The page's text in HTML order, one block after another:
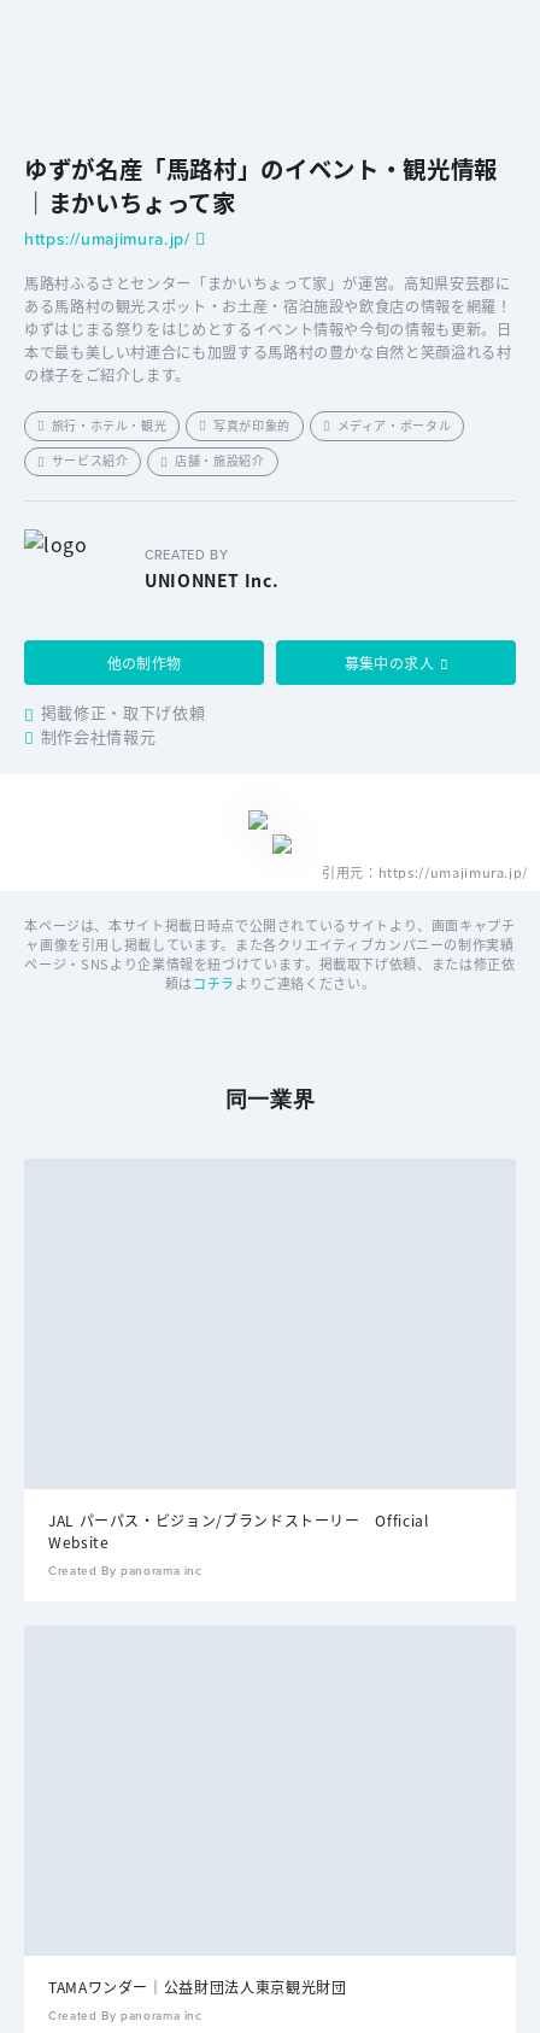
ゆずが名産「馬路村」のイベント・観光情報
｜まかいちょって家
https://umajimura.jp/
馬路村ふるさとセンター「まかいちょって家」が運営。高知県安芸郡に
ある馬路村の観光スポット・お土産・宿泊施設や飲食店の情報を網羅！
ゆずはじまる祭りをはじめとするイベント情報や今旬の情報も更新。日
本で最も美しい村連合にも加盟する馬路村の豊かな自然と笑顔溢れる村
の様子をご紹介します。
旅行・ホテル・観光 写真が印象的
メディア・ポータル
サービス紹介
店舗・施設紹介
CREATED BY
UNIONNET Inc.
他の制作物 募集中の求人
掲載修正・取下げ依頼
制作会社情報元
引用元：https://umajimura.jp/
本ページは、本サイト掲載日時点で公開されているサイトより、画面キャプチ
ャ画像を引用し掲載しています。また各クリエイティブカンパニーの制作実績
ページ・SNSより企業情報を紐づけています。掲載取下げ依頼、または修正依
頼はコチラよりご連絡ください。
同一業界
JAL パーパス・ビジョン/ブランドストーリー Official
Website
Created By panorama inc
TAMAワンダー｜公益財団法人東京観光財団
Created By panorama inc